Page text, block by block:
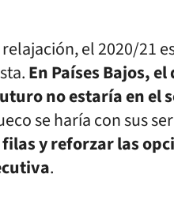
el 2020/21
En Países Bajos,
no estaría en el
se haría con sus
y reforzar las
.